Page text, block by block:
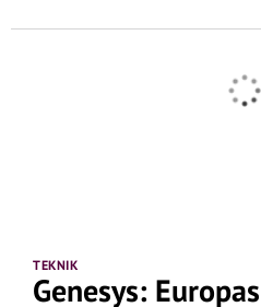
TEKNIK
Genesys: